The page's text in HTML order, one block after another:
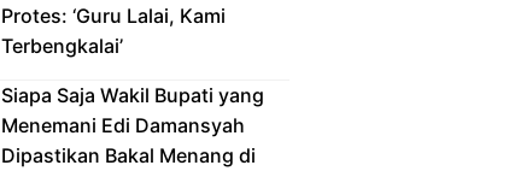
Protes: ‘Guru Lalai, Kami
Terbengkalai’
Siapa Saja Wakil Bupati yang
Menemani Edi Damansyah
Dipastikan Bakal Menang di